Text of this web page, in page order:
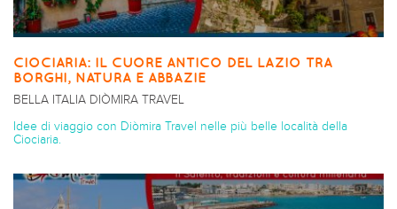
CIOCIARIA: IL CUORE ANTICO DEL LAZIO TRA
BORGHI, NATURA E ABBAZIE
BELLA ITALIA DIÒMIRA TRAVEL
Idee di viaggio con Diòmira Travel nelle più belle località della
Ciociaria.